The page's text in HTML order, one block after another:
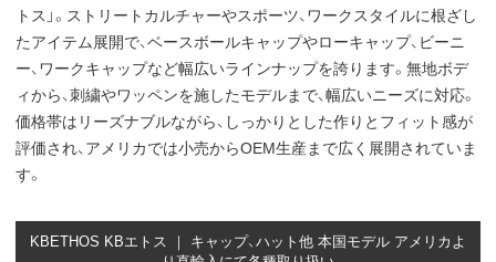
トス」。ストリートカルチャーやスポーツ、ワークスタイルに根ざし
たアイテム展開で、ベースボールキャップやローキャップ、ビーニ
ー、ワークキャップなど幅広いラインナップを誇ります。無地ボデ
ィから、刺繍やワッペンを施したモデルまで、幅広いニーズに対応。
価格帯はリーズナブルながら、しっかりとした作りとフィット感が
評価され、アメリカでは小売からOEM生産まで広く展開されていま
す。
KBETHOS KBエトス ｜ キャップ、ハット他 本国モデル アメリカよ